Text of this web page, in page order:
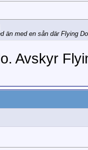
än med en sån där Flying
Avskyr